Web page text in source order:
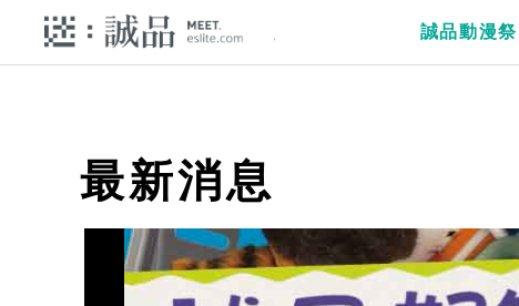
誠品動漫祭
最新消息